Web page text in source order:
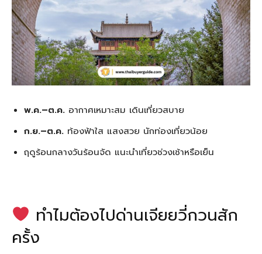
พ.ค.–ต.ค. อากาศเหมาะสม เดินเที่ยวสบาย
ก.ย.–ต.ค. ท้องฟ้าใส แสงสวย นักท่องเที่ยวน้อย
ฤดูร้อนกลางวันร้อนจัด แนะนำเที่ยวช่วงเช้าหรือเย็น
ทำไมต้องไปด่านเจียยวี่กวนสัก
ครั้ง